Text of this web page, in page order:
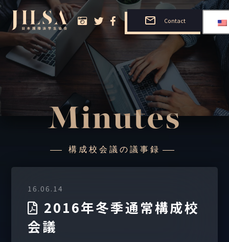
Contact
Minutes
構成校会議の議事録
16.06.14
2016年冬季通常構成校
会議